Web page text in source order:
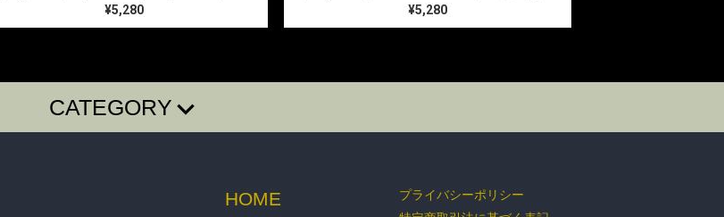
¥5,280 ¥5,280
CATEGORY
BAG・BELT・OTHER ACCESSORY BOTTOMS GOODS
HOME
プライバシーポリシー